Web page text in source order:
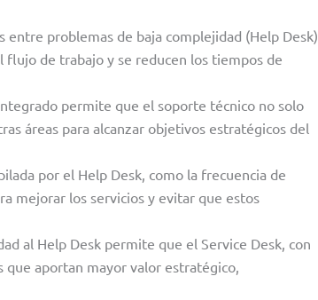
entre problemas de baja complejidad (Help Desk)
flujo de trabajo y se reducen los tiempos de
permite que el soporte técnico no solo
áreas para alcanzar objetivos estratégicos del
por el Help Desk, como la frecuencia de
mejorar los servicios y evitar que estos
al Help Desk permite que el Service Desk, con
que aportan mayor valor estratégico,